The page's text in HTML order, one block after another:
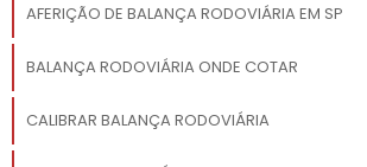
AFERIÇÃO DE BALANÇA RODOVIÁRIA EM SP
BALANÇA RODOVIÁRIA ONDE COTAR
CALIBRAR BALANÇA RODOVIÁRIA